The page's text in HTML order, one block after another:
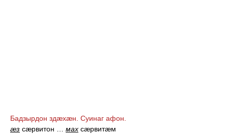
Бадзырдон здæхæн. Суинаг афон.
æз сæрвитон мах сæрвитæм